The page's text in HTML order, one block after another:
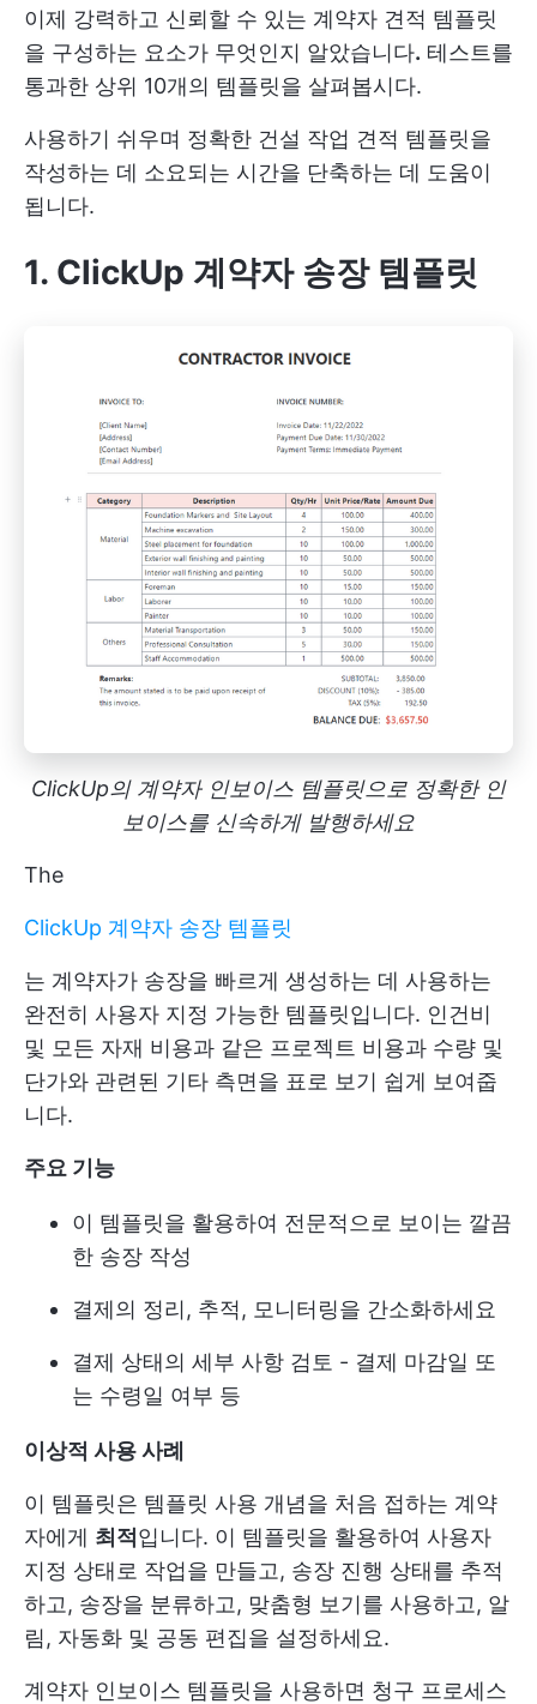
이제 강력하고 신뢰할 수 있는 계약자 견적 템플릿
을 구성하는 요소가 무엇인지 알았습니다. 테스트를
통과한 상위 10개의 템플릿을 살펴봅시다.
사용하기 쉬우며 정확한 건설 작업 견적 템플릿을
작성하는 데 소요되는 시간을 단축하는 데 도움이
됩니다.
1. ClickUp 계약자 송장 템플릿
ClickUp의 계약자 인보이스 템플릿으로 정확한 인
보이스를 신속하게 발행하세요
The
ClickUp 계약자 송장 템플릿
는 계약자가 송장을 빠르게 생성하는 데 사용하는
완전히 사용자 지정 가능한 템플릿입니다. 인건비
및 모든 자재 비용과 같은 프로젝트 비용과 수량 및
단가와 관련된 기타 측면을 표로 보기 쉽게 보여줍
니다.
주요 기능
이 템플릿을 활용하여 전문적으로 보이는 깔끔
한 송장 작성
결제의 정리, 추적, 모니터링을 간소화하세요
결제 상태의 세부 사항 검토 - 결제 마감일 또
는 수령일 여부 등
이상적 사용 사례
이 템플릿은 템플릿 사용 개념을 처음 접하는 계약
자에게 최적입니다. 이 템플릿을 활용하여 사용자
지정 상태로 작업을 만들고, 송장 진행 상태를 추적
하고, 송장을 분류하고, 맞춤형 보기를 사용하고, 알
림, 자동화 및 공동 편집을 설정하세요.
계약자 인보이스 템플릿을 사용하면 청구 프로세스